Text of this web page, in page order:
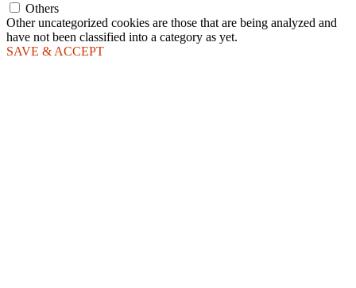
Others
Other uncategorized cookies are those that are being analyzed and
have not been classified into a category as yet.
SAVE & ACCEPT